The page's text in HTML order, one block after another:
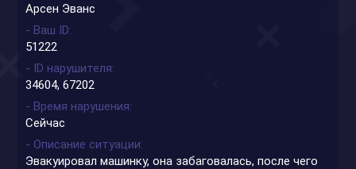
Арсен Эванс
- Ваш ID
51222
- ID нарушителя
34604, 67202
- Время нарушения
Сейчас
- Описание ситуации
Эвакуировал машинку, она забаговалась, после чего